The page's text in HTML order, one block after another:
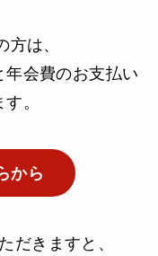
は、
年会費のお支払い
。
から
だきますと、